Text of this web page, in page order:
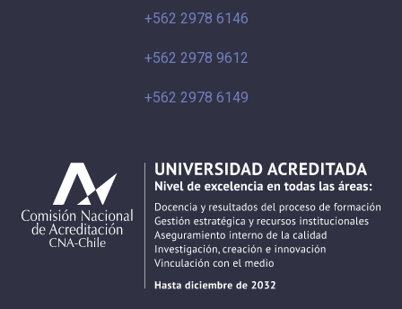
+562 2978 6146
+562 2978 9612
+562 2978 6149